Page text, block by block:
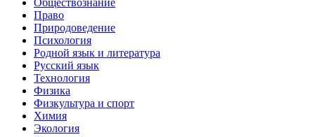
Право
Природоведение
Психология
Родной язык и литература
Русский язык
Технология
Физика
Физкультура и спорт
Химия
Экология